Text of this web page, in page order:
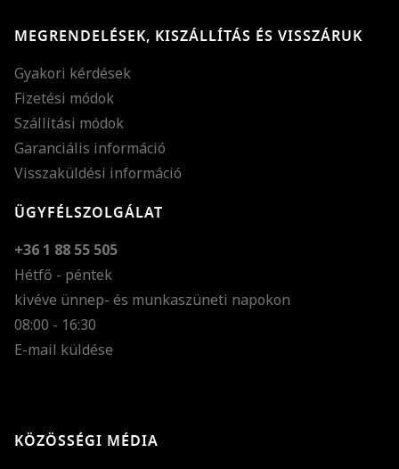
MEGRENDELÉSEK, KISZÁLLÍTÁS ÉS VISSZÁRUK
Gyakori kérdések
Fizetési módok
Szállítási módok
Garanciális információ
Visszaküldési információ
ÜGYFÉLSZOLGÁLAT
+36 1 88 55 505
Hétfő - péntek
kivéve ünnep- és munkaszüneti napokon
08:00 - 16:30
E-mail küldése
KÖZÖSSÉGI MÉDIA